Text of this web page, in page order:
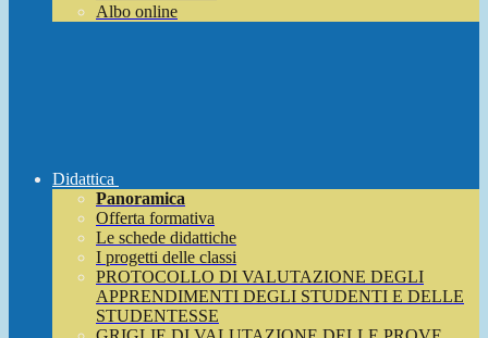
Albo online
Didattica
Panoramica
Offerta formativa
Le schede didattiche
I progetti delle classi
PROTOCOLLO DI VALUTAZIONE DEGLI
APPRENDIMENTI DEGLI STUDENTI E DELLE
STUDENTESSE